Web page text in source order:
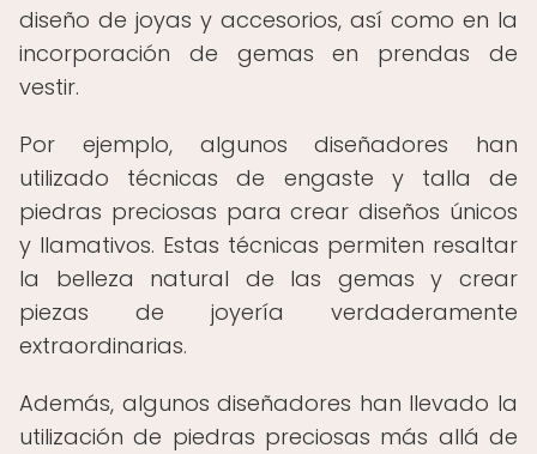
diseño de joyas y accesorios, así como en la
incorporación de gemas en prendas de
vestir.
Por ejemplo, algunos diseñadores han
utilizado técnicas de engaste y talla de
piedras preciosas para crear diseños únicos
y llamativos. Estas técnicas permiten resaltar
la belleza natural de las gemas y crear
piezas de joyería verdaderamente
extraordinarias.
Además, algunos diseñadores han llevado la
utilización de piedras preciosas más allá de